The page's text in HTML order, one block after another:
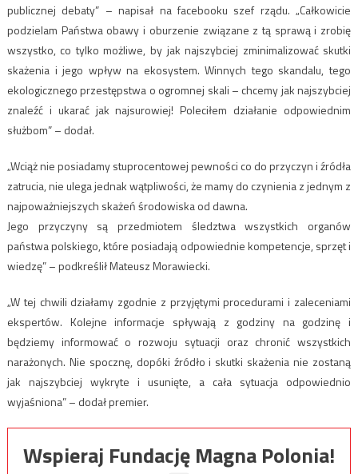
publicznej debaty” – napisał na facebooku szef rządu. „Całkowicie
podzielam Państwa obawy i oburzenie związane z tą sprawą i zrobię
wszystko, co tylko możliwe, by jak najszybciej zminimalizować skutki
skażenia i jego wpływ na ekosystem. Winnych tego skandalu, tego
ekologicznego przestępstwa o ogromnej skali – chcemy jak najszybciej
znaleźć i ukarać jak najsurowiej! Poleciłem działanie odpowiednim
służbom” – dodał.
„Wciąż nie posiadamy stuprocentowej pewności co do przyczyn i źródła
zatrucia, nie ulega jednak wątpliwości, że mamy do czynienia z jednym z
najpoważniejszych skażeń środowiska od dawna.
Jego przyczyny są przedmiotem śledztwa wszystkich organów
państwa polskiego, które posiadają odpowiednie kompetencje, sprzęt i
wiedzę” – podkreślił Mateusz Morawiecki.
„W tej chwili działamy zgodnie z przyjętymi procedurami i zaleceniami
ekspertów. Kolejne informacje spływają z godziny na godzinę i
będziemy informować o rozwoju sytuacji oraz chronić wszystkich
narażonych. Nie spocznę, dopóki źródło i skutki skażenia nie zostaną
jak najszybciej wykryte i usunięte, a cała sytuacja odpowiednio
wyjaśniona” – dodał premier.
Wspieraj Fundację Magna Polonia!